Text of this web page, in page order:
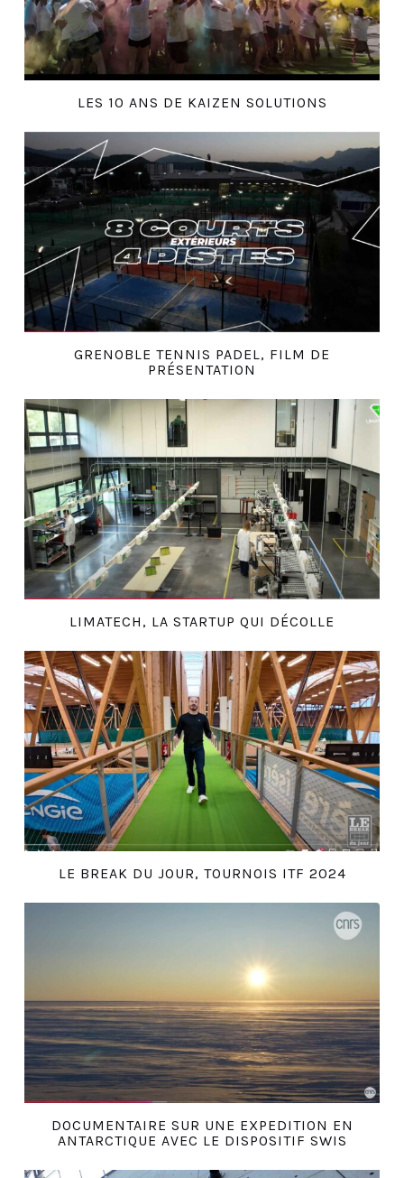
LES 10 ANS DE KAIZEN SOLUTIONS
GRENOBLE TENNIS PADEL, FILM DE
PRÉSENTATION
LIMATECH, LA STARTUP QUI DÉCOLLE
LE BREAK DU JOUR, TOURNOIS ITF 2024
DOCUMENTAIRE SUR UNE EXPEDITION EN
ANTARCTIQUE AVEC LE DISPOSITIF SWIS